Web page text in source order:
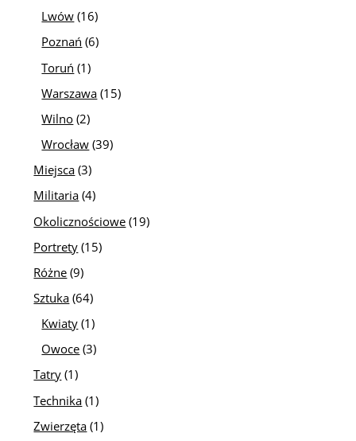
Lwów (16)
Poznań (6)
Toruń (1)
Warszawa (15)
Wilno (2)
Wrocław (39)
Miejsca (3)
Militaria (4)
Okolicznościowe (19)
Portrety (15)
Różne (9)
Sztuka (64)
Kwiaty (1)
Owoce (3)
Tatry (1)
Technika (1)
Zwierzęta (1)